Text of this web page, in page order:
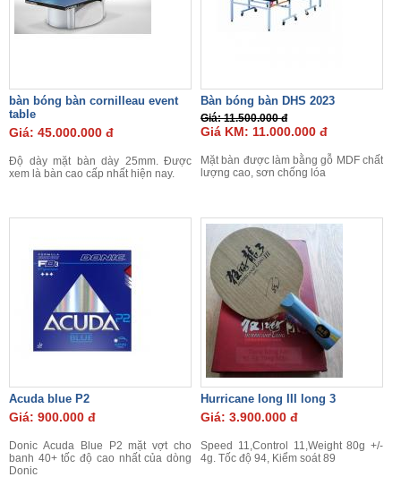
bàn bóng bàn cornilleau event
table
Giá: 45.000.000 đ
Độ dày mặt bàn dày 25mm. Được
xem là bàn cao cấp nhất hiện nay.
Bàn bóng bàn DHS 2023
Giá: 11.500.000 đ
Giá KM: 11.000.000 đ
Mặt bàn được làm bằng gỗ MDF chất
lượng cao, sơn chống lóa
Acuda blue P2
Giá: 900.000 đ
Donic Acuda Blue P2 mặt vợt cho
banh 40+ tốc độ cao nhất của dòng
Donic
Hurricane long III long 3
Giá: 3.900.000 đ
Speed 11,Control 11,Weight 80g +/-
4g. Tốc độ 94, Kiểm soát 89